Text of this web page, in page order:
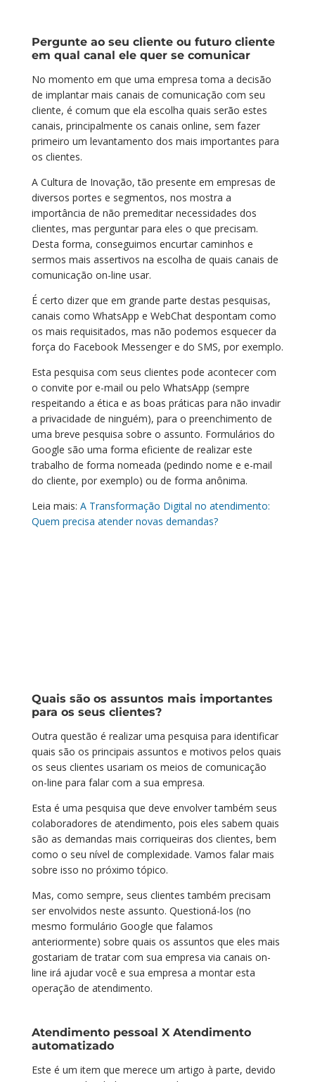
Pergunte ao seu cliente ou futuro cliente
em qual canal ele quer se comunicar
No momento em que uma empresa toma a decisão
de implantar mais canais de comunicação com seu
cliente, é comum que ela escolha quais serão estes
canais, principalmente os canais online, sem fazer
primeiro um levantamento dos mais importantes para
os clientes.
A Cultura de Inovação, tão presente em empresas de
diversos portes e segmentos, nos mostra a
importância de não premeditar necessidades dos
clientes, mas perguntar para eles o que precisam.
Desta forma, conseguimos encurtar caminhos e
sermos mais assertivos na escolha de quais canais de
comunicação on-line usar.
É certo dizer que em grande parte destas pesquisas,
canais como WhatsApp e WebChat despontam como
os mais requisitados, mas não podemos esquecer da
força do Facebook Messenger e do SMS, por exemplo.
Esta pesquisa com seus clientes pode acontecer com
o convite por e-mail ou pelo WhatsApp (sempre
respeitando a ética e as boas práticas para não invadir
a privacidade de ninguém), para o preenchimento de
uma breve pesquisa sobre o assunto. Formulários do
Google são uma forma eficiente de realizar este
trabalho de forma nomeada (pedindo nome e e-mail
do cliente, por exemplo) ou de forma anônima.
Leia mais: A Transformação Digital no atendimento:
Quem precisa atender novas demandas?
Quais são os assuntos mais importantes
para os seus clientes?
Outra questão é realizar uma pesquisa para identificar
quais são os principais assuntos e motivos pelos quais
os seus clientes usariam os meios de comunicação
on-line para falar com a sua empresa.
Esta é uma pesquisa que deve envolver também seus
colaboradores de atendimento, pois eles sabem quais
são as demandas mais corriqueiras dos clientes, bem
como o seu nível de complexidade. Vamos falar mais
sobre isso no próximo tópico.
Mas, como sempre, seus clientes também precisam
ser envolvidos neste assunto. Questioná-los (no
mesmo formulário Google que falamos
anteriormente) sobre quais os assuntos que eles mais
gostariam de tratar com sua empresa via canais on-
line irá ajudar você e sua empresa a montar esta
operação de atendimento.
Atendimento pessoal X Atendimento
automatizado
Este é um item que merece um artigo à parte, devido